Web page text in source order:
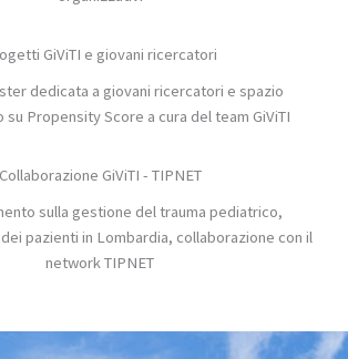
GiViTI e giovani ricercatori
dedicata a giovani ricercatori e spazio
Propensity Score a cura del team GiViTI
Collaborazione GiViTI - TIPNET
sulla gestione del trauma pediatrico,
pazienti in Lombardia, collaborazione con il
network TIPNET